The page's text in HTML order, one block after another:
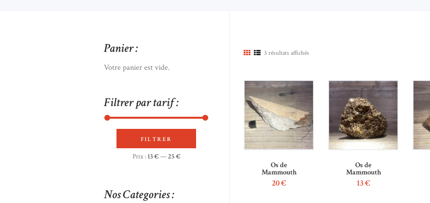
3 résultats affichés
au
plus
ancien
Os de
Mammouth
20€
Os de
Mammouth
13€
Panier :
Votre panier est vide.
Filtrer par tarif :
Prix
Prix
FILTRER
Prix : 13 €—25 €
Nos Categories :